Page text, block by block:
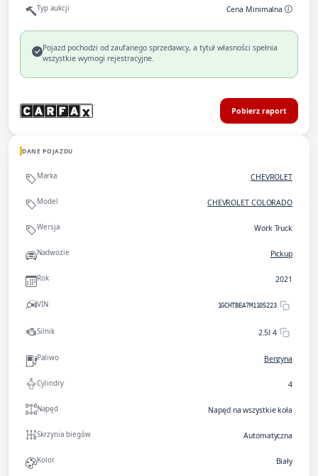
Typ aukcji Cena Minimalna
Pojazd pochodzi od zaufanego sprzedawcy, a tytuł własności spełnia
wszystkie wymogi rejestracyjne.
Pobierz raport
DANE POJAZDU
Marka CHEVROLET
Model CHEVROLET COLORADO
Wersja Work Truck
Nadwozie Pickup
Rok 2021
VIN 1GCHTBEA7M1105223
Silnik 2.5l 4
Paliwo Benzyna
Cylindry 4
Napęd Napęd na wszystkie koła
Skrzynia biegów Automatyczna
Kolor Biały